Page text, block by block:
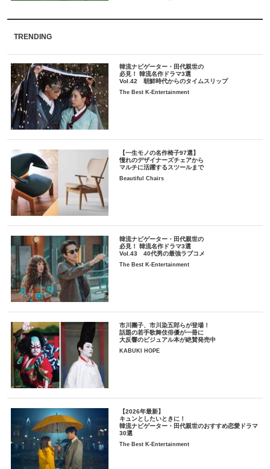
TRENDING
韓流ナビゲーター・田代親世の
必見！ 韓流名作ドラマ3選
Vol.42 朝鮮時代からのタイムスリップ
The Best K-Entertainment
【一生モノの名作椅子97選】
憧れのデザイナーズチェアから
マルチに活躍するスツールまで
Beautiful Chairs
韓流ナビゲーター・田代親世の
必見！ 韓流名作ドラマ3選
Vol.43 40代男の最強ラブコメ
The Best K-Entertainment
市川團子、市川染五郎らが登場！
話題の若手歌舞伎俳優が一冊に
大反響のビジュアル本が絶賛発売中
KABUKI HOPE
【2026年最新】
キュンとしたいときに！
韓流ナビゲーター・田代親世のおすすめ恋愛ドラマ
30選
The Best K-Entertainment